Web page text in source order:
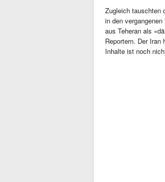
Zugleich tauschten
in den
aus Teheran als
Reportern. Der
Inhalte ist noch